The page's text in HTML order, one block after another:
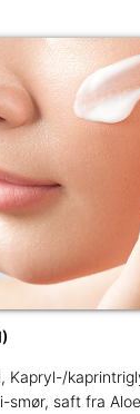
Kapryl-/
smør, saft fra